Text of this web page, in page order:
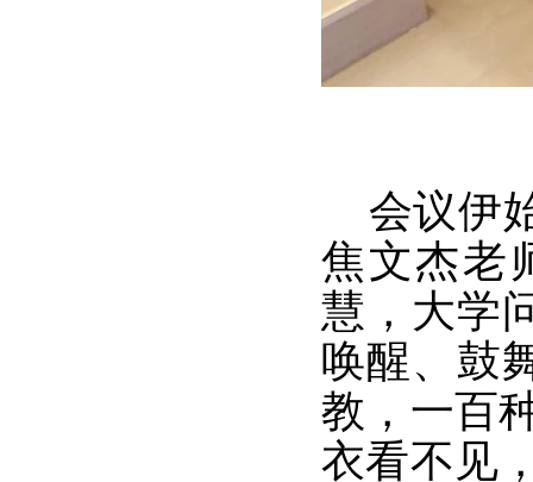
会议伊
焦文杰老
慧，大学
唤醒、鼓
教，一百
衣看不见